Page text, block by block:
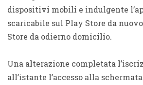
dispositivi mobili e indulgente
scaricabile sul Play Store da
Store da odierno domicilio.
Una alterazione completata
all’istante l’accesso alla